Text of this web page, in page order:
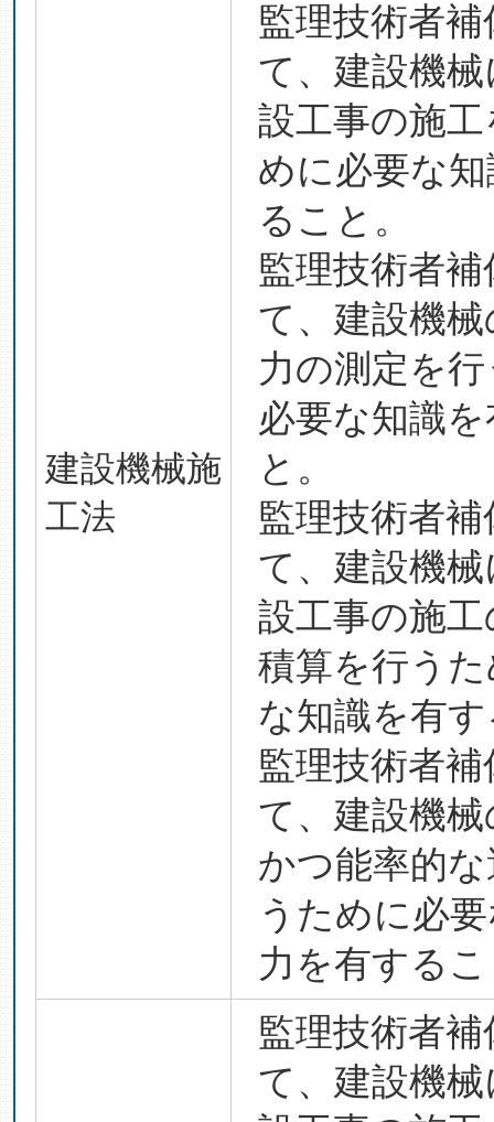
建設機械施
工法
監理技術者
て、建設機
設工事の施
めに必要な
ること。
監理技術者
て、建設機
力の測定を
必要な知識
と。
監理技術者
て、建設機
設工事の施
積算を行う
な知識を有
監理技術者
て、建設機
かつ能率的
うために必
力を有する
監理技術者
て、建設機